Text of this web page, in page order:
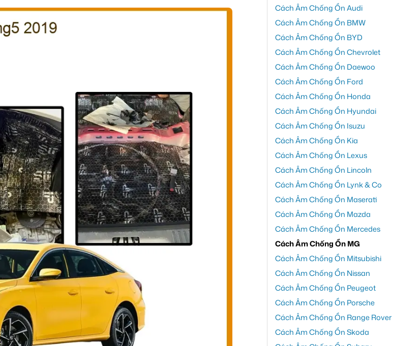
Cách Âm Chống Ồn Audi
Cách Âm Chống Ồn BMW
Cách Âm Chống Ồn BYD
Cách Âm Chống Ồn Chevrolet
Cách Âm Chống Ồn Daewoo
Cách Âm Chống Ồn Ford
Cách Âm Chống Ồn Honda
Cách Âm Chống Ồn Hyundai
Cách Âm Chống Ồn Isuzu
Cách Âm Chống Ồn Kia
Cách Âm Chống Ồn Lexus
Cách Âm Chống Ồn Lincoln
Cách Âm Chống Ồn Lynk & Co
Cách Âm Chống Ồn Maserati
Cách Âm Chống Ồn Mazda
Cách Âm Chống Ồn Mercedes
Cách Âm Chống Ồn MG
Cách Âm Chống Ồn Mitsubishi
Cách Âm Chống Ồn Nissan
Cách Âm Chống Ồn Peugeot
Cách Âm Chống Ồn Porsche
Cách Âm Chống Ồn Range Rover
Cách Âm Chống Ồn Skoda